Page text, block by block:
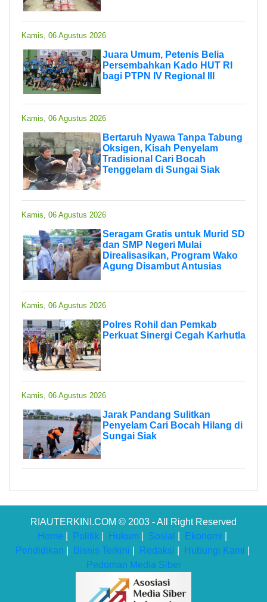
Kamis, 06 Agustus 2026
Juara Umum, Petenis Belia
Persembahkan Kado HUT RI
bagi PTPN IV Regional III
Kamis, 06 Agustus 2026
Bertaruh Nyawa Tanpa Tabung
Oksigen, Kisah Penyelam
Tradisional Cari Bocah
Tenggelam di Sungai Siak
Kamis, 06 Agustus 2026
Seragam Gratis untuk Murid SD
dan SMP Negeri Mulai
Direalisasikan, Program Wako
Agung Disambut Antusias
Kamis, 06 Agustus 2026
Polres Rohil dan Pemkab
Perkuat Sinergi Cegah Karhutla
Kamis, 06 Agustus 2026
Jarak Pandang Sulitkan
Penyelam Cari Bocah Hilang di
Sungai Siak
RIAUTERKINI.COM © 2003 - All Right Reserved
Home
Politik Hukum Sosial Ekonomi
Pendidikan
Bisnis Terkini Redaksi Hubungi Kami
Pedoman Media Siber